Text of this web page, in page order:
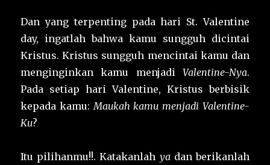
Dan yang terpenting pada hari St. Valentine
day, ingatlah bahwa kamu sungguh dicintai
Kristus. Kristus sungguh mencintai kamu dan
menginginkan kamu menjadi Valentine-Nya.
Pada setiap hari Valentine, Kristus berbisik
kepada kamu: Maukah kamu menjadi Valentine-
Ku?
Itu pilihanmu!!. Katakanlah ya dan berikanlah